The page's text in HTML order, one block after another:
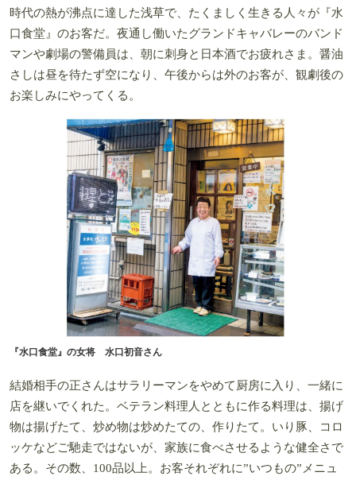
時代の熱が沸点に達した浅草で、たくましく生きる人々が『水
口食堂』のお客だ。夜通し働いたグランドキャバレーのバンド
マンや劇場の警備員は、朝に刺身と日本酒でお疲れさま。醤油
さしは昼を待たず空になり、午後からは外のお客が、観劇後の
お楽しみにやってくる。
『水口食堂』の女将 水口初音さん
結婚相手の正さんはサラリーマンをやめて厨房に入り、一緒に
店を継いでくれた。ベテラン料理人とともに作る料理は、揚げ
物は揚げたて、炒め物は炒めたての、作りたて。いり豚、コロ
ッケなどご馳走ではないが、家族に食べさせるような健全さで
ある。その数、100品以上。お客それぞれに”いつもの”メニュ